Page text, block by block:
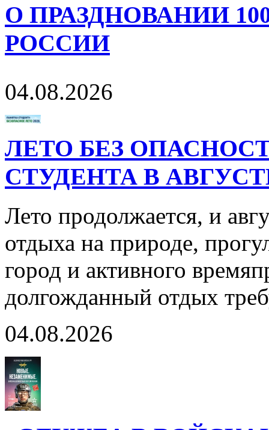
О ПРАЗДНОВАНИИ
РОССИИ
04.08.2026
ЛЕТО БЕЗ
СТУДЕНТА В
Лето продолжается, и
отдыха на природе,
город и активного
долгожданный отдых
04.08.2026